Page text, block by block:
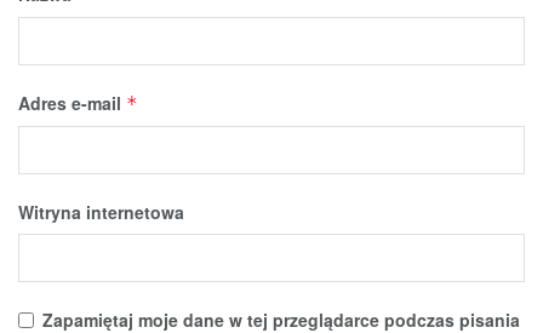
Adres e-mail *
Witryna internetowa
Zapamiętaj moje dane w tej przeglądarce podczas pisania